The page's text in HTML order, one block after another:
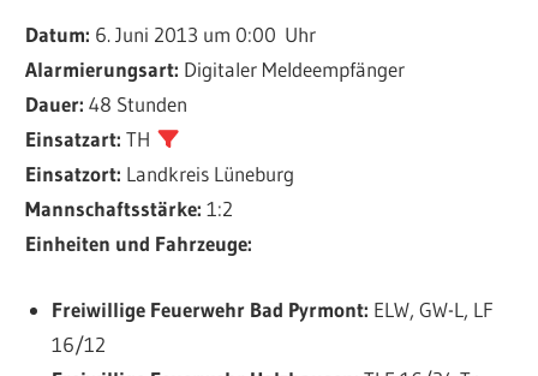
Datum: 6. Juni 2013 um 0:00 Uhr
Alarmierungsart: Digitaler Meldeempfänger
Dauer: 48 Stunden
Einsatzart: TH
Einsatzort: Landkreis Lüneburg
Mannschaftsstärke: 1:2
Einheiten und Fahrzeuge:
Freiwillige Feuerwehr Bad Pyrmont: ELW, GW-L, LF
16/12